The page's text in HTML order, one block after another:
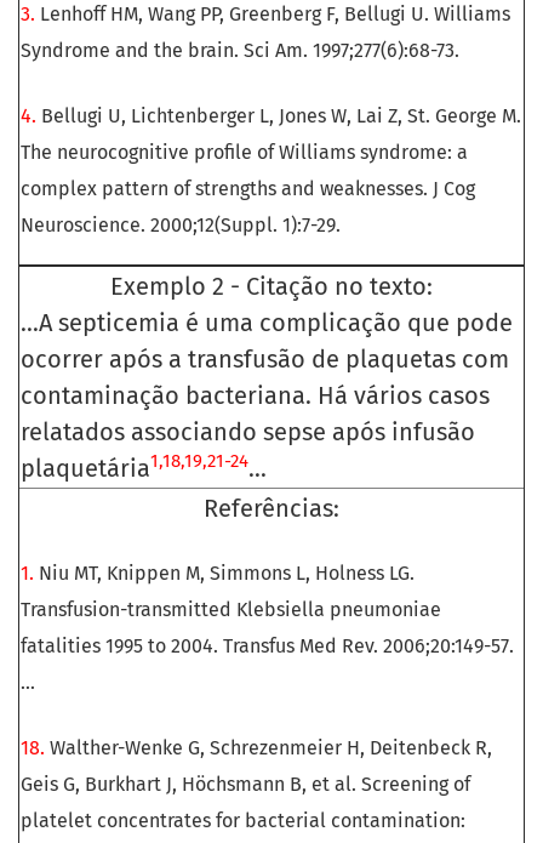
3. Lenhoff HM, Wang PP, Greenberg F, Bellugi U. Williams
Syndrome and the brain. Sci Am. 1997;277(6):68-73.
4. Bellugi U, Lichtenberger L, Jones W, Lai Z, St. George M.
The neurocognitive profile of Williams syndrome: a
complex pattern of strengths and weaknesses. J Cog
Neuroscience. 2000;12(Suppl. 1):7-29.
Exemplo 2 - Citação no texto:
...A septicemia é uma complicação que pode
ocorrer após a transfusão de plaquetas com
contaminação bacteriana. Há vários casos
relatados associando sepse após infusão
plaquetária1,18,19,21-24...
Referências:
1. Niu MT, Knippen M, Simmons L, Holness LG.
Transfusion-transmitted Klebsiella pneumoniae
fatalities 1995 to 2004. Transfus Med Rev. 2006;20:149-57.
...
18. Walther-Wenke G, Schrezenmeier H, Deitenbeck R,
Geis G, Burkhart J, Höchsmann B, et al. Screening of
platelet concentrates for bacterial contamination: